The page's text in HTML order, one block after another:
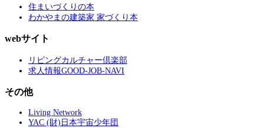
住まいづくりの本
わかやまの建築家 家づくり本
webサイト
リビングカルチャー倶楽部
求人情報GOOD-JOB-NAVI
その他
Living Network
YAC (財)日本宇宙少年団